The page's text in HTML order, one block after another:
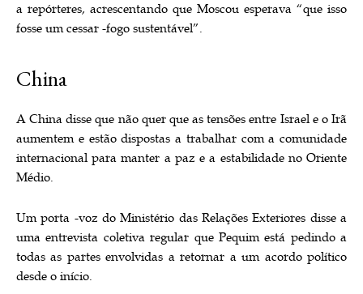
a repórteres, acrescentando que Moscou esperava “que isso
fosse um cessar -fogo sustentável”.
China
A China disse que não quer que as tensões entre Israel e o Irã
aumentem e estão dispostas a trabalhar com a comunidade
internacional para manter a paz e a estabilidade no Oriente
Médio.
Um porta -voz do Ministério das Relações Exteriores disse a
uma entrevista coletiva regular que Pequim está pedindo a
todas as partes envolvidas a retornar a um acordo político
desde o início.